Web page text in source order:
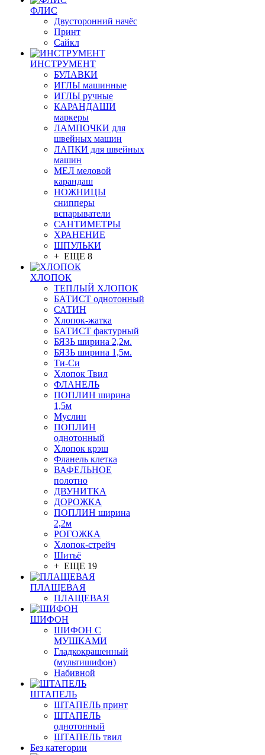
ФЛИС
Двусторонний начёс
Принт
Сайкл
ИНСТРУМЕНТ
БУЛАВКИ
ИГЛЫ машинные
ИГЛЫ ручные
КАРАНДАШИ
маркеры
ЛАМПОЧКИ для
швейных машин
ЛАПКИ для швейных
машин
МЕЛ меловой
карандаш
НОЖНИЦЫ
снипперы
вспарыватели
САНТИМЕТРЫ
ХРАНЕНИЕ
ШПУЛЬКИ
+ ЕЩЕ 8
ХЛОПОК
ТЕПЛЫЙ ХЛОПОК
БАТИСТ однотонный
САТИН
Хлопок-жатка
БАТИСТ фактурный
БЯЗЬ ширина 2,2м.
БЯЗЬ ширина 1,5м.
Ти-Си
Хлопок Твил
ФЛАНЕЛЬ
ПОПЛИН ширина
1,5м
Муслин
ПОПЛИН
однотонный
Хлопок крэш
Фланель клетка
ВАФЕЛЬНОЕ
полотно
ДВУНИТКА
ДОРОЖКА
ПОПЛИН ширина
2,2м
РОГОЖКА
Хлопок-стрейч
Шитьё
+ ЕЩЕ 19
ПЛАЩЕВАЯ
ПЛАЩЕВАЯ
ШИФОН
ШИФОН С
МУШКАМИ
Гладкокрашенный
(мультишифон)
Набивной
ШТАПЕЛЬ
ШТАПЕЛЬ принт
ШТАПЕЛЬ
однотонный
ШТАПЕЛЬ твил
Без категории